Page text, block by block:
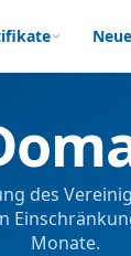
des
Monate.